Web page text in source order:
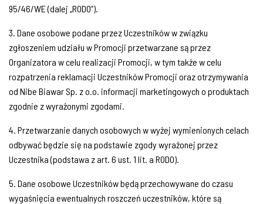
95/46/WE (dalej „RODO”).
3. Dane osobowe podane przez Uczestników w związku
zgłoszeniem udziału w Promocji przetwarzane są przez
Organizatora w celu realizacji Promocji, w tym także w celu
rozpatrzenia reklamacji Uczestników Promocji oraz otrzymywania
od Nibe Biawar Sp. z o.o. informacji marketingowych o produktach
zgodnie z wyrażonymi zgodami.
4. Przetwarzanie danych osobowych w wyżej wymienionych celach
odbywać będzie się na podstawie zgody wyrażonej przez
Uczestnika (podstawa z art. 6 ust. 1 lit. a RODO).
5. Dane osobowe Uczestników będą przechowywane do czasu
wygaśnięcia ewentualnych roszczeń uczestników, które są